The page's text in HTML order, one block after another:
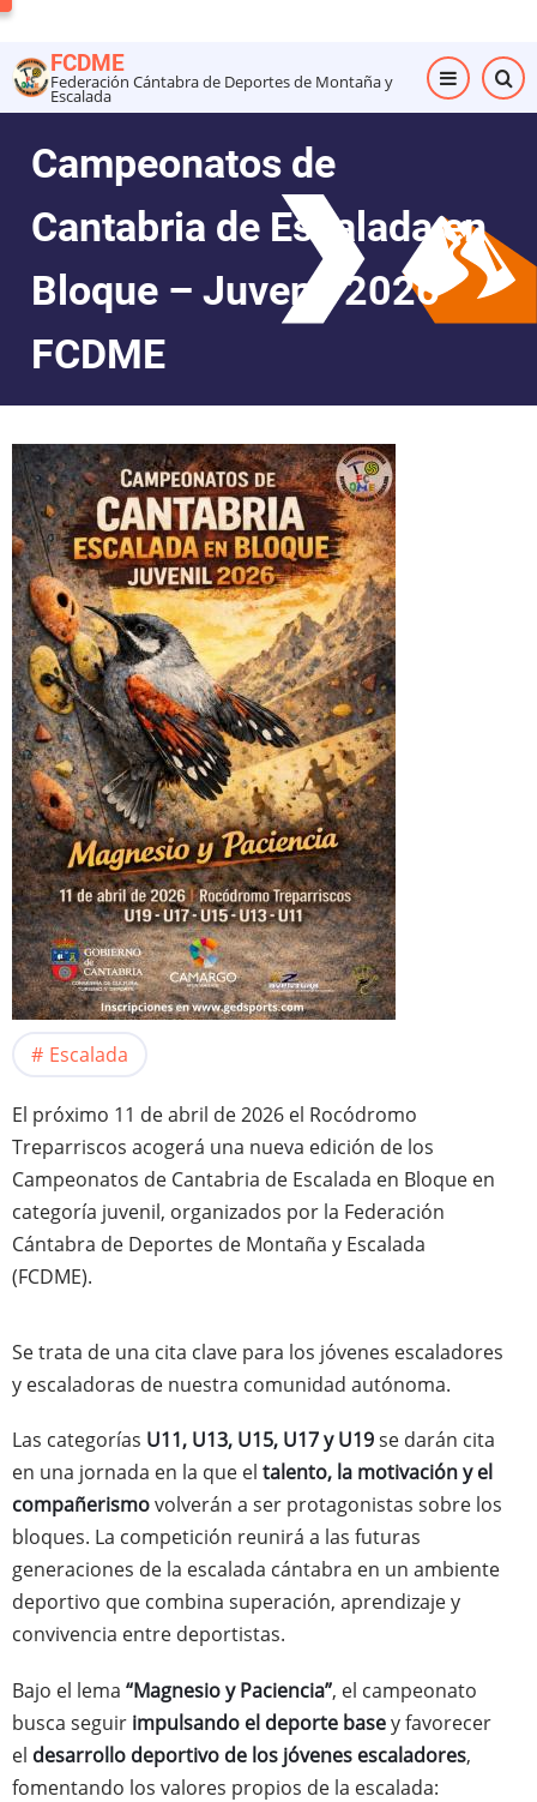
al
contenido
principal
FCDME
Federación Cántabra de Deportes de Montaña y
Escalada
Campeonatos de
Cantabria de Escalada en
Bloque – Juvenil 2026
FCDME
Escalada
El próximo 11 de abril de 2026 el Rocódromo
Treparriscos acogerá una nueva edición de los
Campeonatos de Cantabria de Escalada en Bloque en
categoría juvenil, organizados por la Federación
Cántabra de Deportes de Montaña y Escalada
(FCDME).
Se trata de una cita clave para los jóvenes escaladores
y escaladoras de nuestra comunidad autónoma.
Las categorías U11, U13, U15, U17 y U19se darán cita
en una jornada en la que el talento, la motivación y el
compañerismovolverán a ser protagonistas sobre los
bloques. La competición reunirá a las futuras
generaciones de la escalada cántabra en un ambiente
deportivo que combina superación, aprendizaje y
convivencia entre deportistas.
Bajo el lema “Magnesio y Paciencia”, el campeonato
busca seguir impulsando el deporte basey favorecer
el desarrollo deportivo de los jóvenes escaladores,
fomentando los valores propios de la escalada: